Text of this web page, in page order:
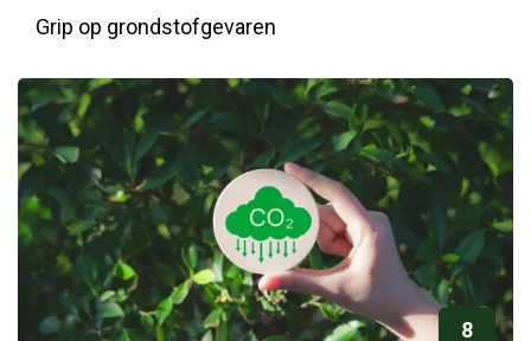
Grip op grondstofgevaren
8